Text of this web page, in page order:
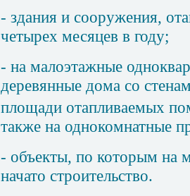
- здания и сооружения,
четырех месяцев в году;
- на малоэтажные
деревянные дома со
площади отапливаемых
также на однокомнатные
- объекты, по которым на
начато строительство.